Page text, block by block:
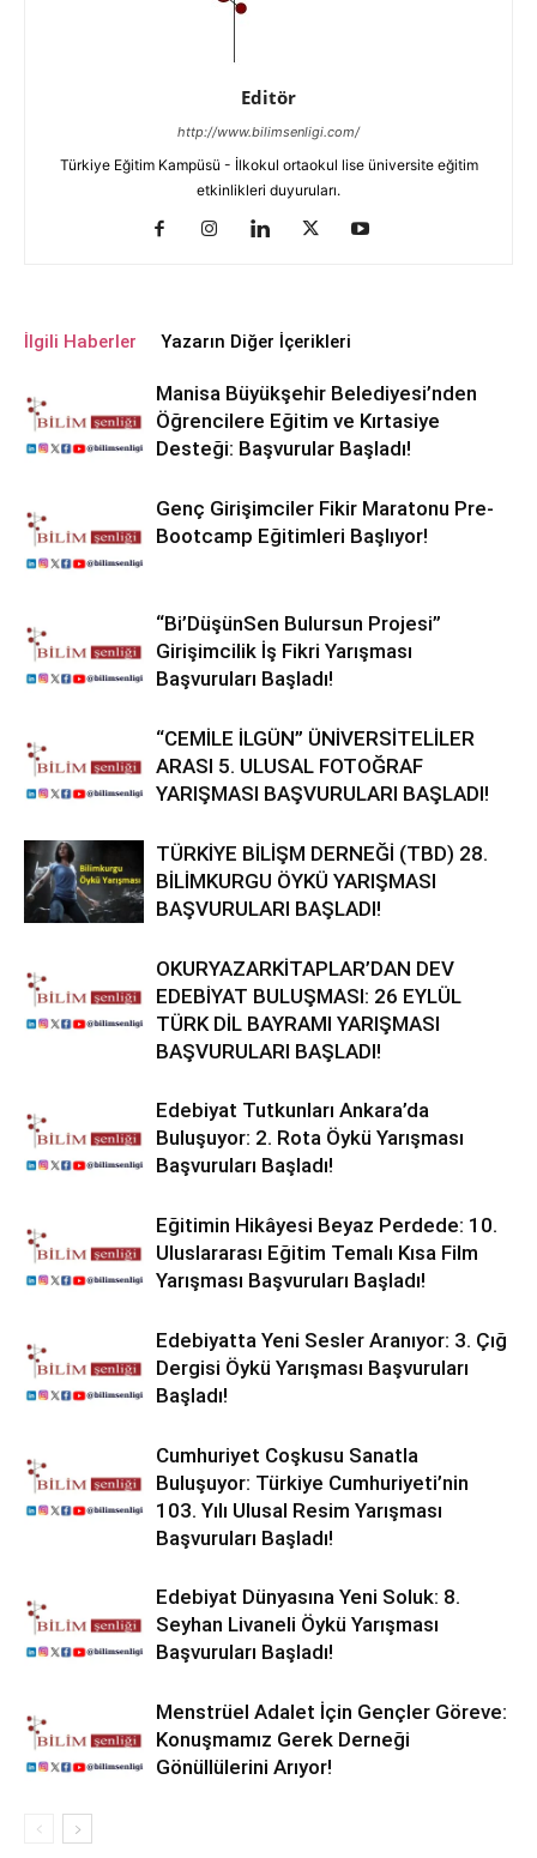
Editör
http://www.bilimsenligi.com/
Türkiye Eğitim Kampüsü - İlkokul ortaokul lise üniversite eğitim
etkinlikleri duyuruları.
İlgili Haberler Yazarın Diğer İçerikleri
Manisa Büyükşehir Belediyesi’nden
Öğrencilere Eğitim ve Kırtasiye
Desteği: Başvurular Başladı!
Genç Girişimciler Fikir Maratonu Pre-
Bootcamp Eğitimleri Başlıyor!
“Bi’DüşünSen Bulursun Projesi”
Girişimcilik İş Fikri Yarışması
Başvuruları Başladı!
“CEMİLE İLGÜN” ÜNİVERSİTELİLER
ARASI 5. ULUSAL FOTOĞRAF
YARIŞMASI BAŞVURULARI BAŞLADI!
TÜRKİYE BİLİŞM DERNEĞİ (TBD) 28.
BİLİMKURGU ÖYKÜ YARIŞMASI
BAŞVURULARI BAŞLADI!
OKURYAZARKİTAPLAR’DAN DEV
EDEBİYAT BULUŞMASI: 26 EYLÜL
TÜRK DİL BAYRAMI YARIŞMASI
BAŞVURULARI BAŞLADI!
Edebiyat Tutkunları Ankara’da
Buluşuyor: 2. Rota Öykü Yarışması
Başvuruları Başladı!
Eğitimin Hikâyesi Beyaz Perdede: 10.
Uluslararası Eğitim Temalı Kısa Film
Yarışması Başvuruları Başladı!
Edebiyatta Yeni Sesler Aranıyor: 3. Çığ
Dergisi Öykü Yarışması Başvuruları
Başladı!
Cumhuriyet Coşkusu Sanatla
Buluşuyor: Türkiye Cumhuriyeti’nin
103. Yılı Ulusal Resim Yarışması
Başvuruları Başladı!
Edebiyat Dünyasına Yeni Soluk: 8.
Seyhan Livaneli Öykü Yarışması
Başvuruları Başladı!
Menstrüel Adalet İçin Gençler Göreve:
Konuşmamız Gerek Derneği
Gönüllülerini Arıyor!